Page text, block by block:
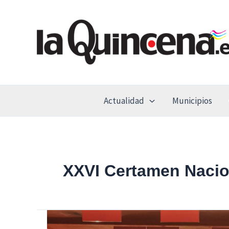
Actualidad Municipios
XXVI Certamen
Este